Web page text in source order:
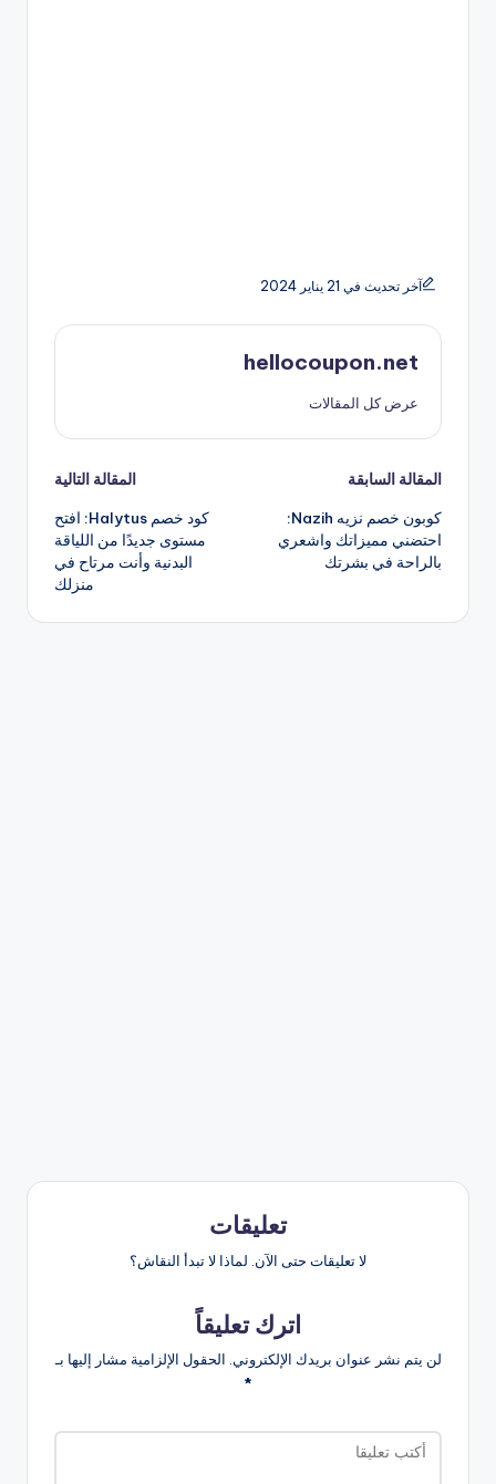
آخر تحديث في 21 يناير 2024
hellocoupon.net
عرض كل المقالات
تصفّح
المقالات
المقالة السابقة
كوبون خصم نزيه Nazih:
احتضني مميزاتك واشعري
بالراحة في بشرتك
المقالة التالية
كود خصم Halytus: افتح
مستوى جديدًا من اللياقة
البدنية وأنت مرتاح في
منزلك
تعليقات
لا تعليقات حتى الآن. لماذا لا تبدأ النقاش؟
اترك تعليقاً
لن يتم نشر عنوان بريدك الإلكتروني. الحقول الإلزامية مشار إليها بـ
*